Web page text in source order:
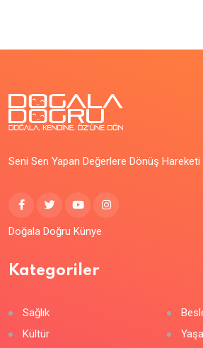
Seni Sen Yapan Değerlere Dönüş Hareketi
Doğala Doğru Künye
Kategoriler
Sağlık
Kültür